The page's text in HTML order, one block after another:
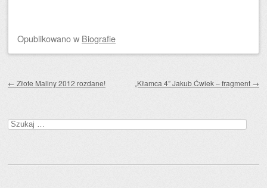
Opublikowanow Biografie
← Złote Maliny 2012 rozdane! „Kłamca 4” Jakub Ćwiek – fragment →
Szukaj: